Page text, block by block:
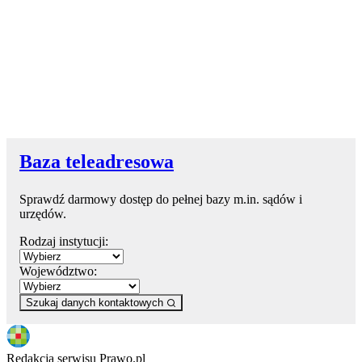
Baza teleadresowa
Sprawdź darmowy dostęp do pełnej bazy m.in. sądów i
urzędów.
Rodzaj instytucji:
Województwo:
Szukaj danych kontaktowych
Redakcja serwisu Prawo.pl